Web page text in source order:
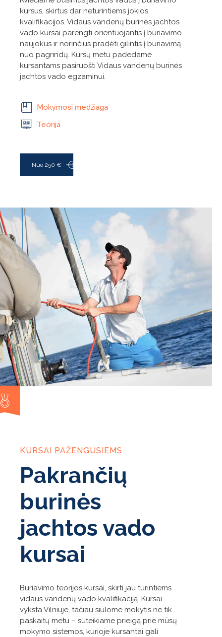
kursus, skirtus dar neturintiems jokios
kvalifikacijos. Vidaus vandenų burinės jachtos
vado kursai parengti orientuojantis į buriavimo
naujokus ir norinčius pradėti gilintis į buriavimą
nuo pagrindų. Kursų metu padedame
kursantams pasiruošti Vidaus vandenų burinės
jachtos vado egzaminui.
Mokymosi medžiaga
Teorija
Nuo 250 €
KURSAI PAŽENGUSIEMS
Pakrančių
burinės
jachtos vado
kursai
Buriavimo teorijos kursai, skirti jau turintiems
vidaus vandenų vado kvalifikaciją. Kursai
vyksta Vilniuje, tačiau siūlome mokytis ne tik
paskaitų metu – suteikiame prieigą prie mūsų
mokymo sistemos, kurioje kursantai gali